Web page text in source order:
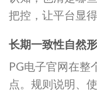
把控，让平台显得
长期一致性自然
PG电子官网在整
点。规则说明、